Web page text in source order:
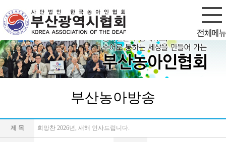
로그인
부산농아방송
제 목 희망찬 2026년, 새해 인사드립니다.